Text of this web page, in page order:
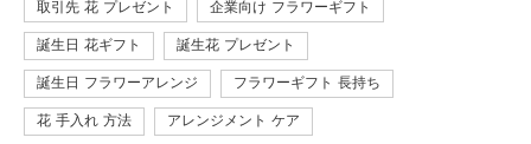
取引先 花 プレゼント 企業向け フラワーギフト
誕生日 花ギフト 誕生花 プレゼント
誕生日 フラワーアレンジ フラワーギフト 長持ち
花 手入れ 方法 アレンジメント ケア